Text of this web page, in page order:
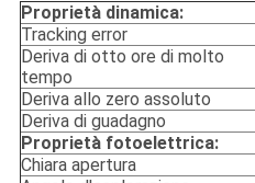
Proprietà dinamica:
Tracking error
Deriva di otto ore di molto
tempo
Deriva allo zero assoluto
Deriva di guadagno
Proprietà fotoelettrica:
Chiara apertura